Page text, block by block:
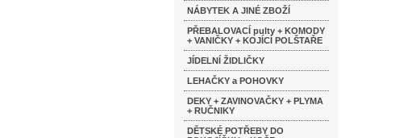
NÁBYTEK A JINÉ ZBOŽÍ
PŘEBALOVACÍ pulty + KOMODY
+ VANIČKY + KOJÍCÍ POLŠTAŘE
JÍDELNÍ ŽIDLIČKY
LEHAČKY a POHOVKY
DEKY + ZAVINOVAČKY + PLYMA
+ RUČNIKY
DĚTSKÉ POTŘEBY DO